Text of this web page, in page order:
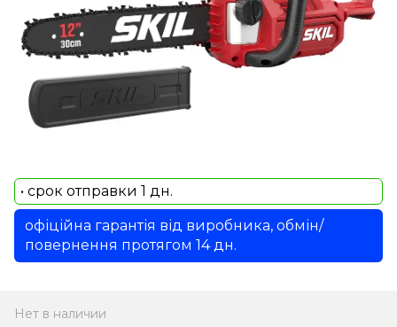
• срок отправки 1 дн.
офіційна гарантія від виробника, обмін/
повернення протягом 14 дн.
Нет в наличии